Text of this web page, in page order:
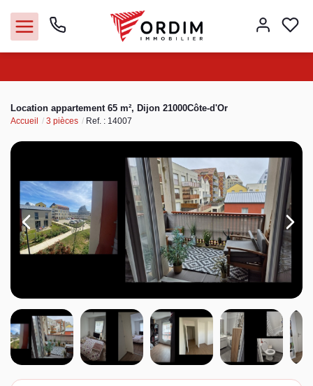
Acheter
Vendre
Immobilier pro
Syndic
Espace client
Location appartement 65 m², Dijon 21000Côte-d'Or
Accueil 3 pièces Ref. : 14007